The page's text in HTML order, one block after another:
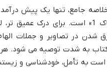
جامع، تنها یک پیش درآمد
غنی «تیک تاک 1» است. برای درک
شدن در تصاویر و جملات
به شدت توصیه می شود. هر
است به تأمل، خودشناسی و